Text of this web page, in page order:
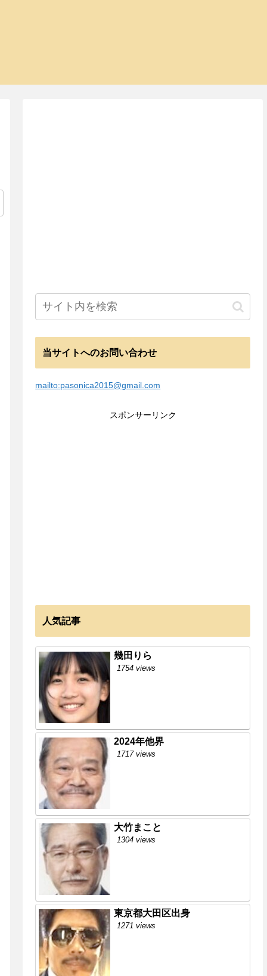
当サイトへのお問い合わせ
mailto:pasonica2015@gmail.com
スポンサーリンク
人気記事
幾田りら
1754 views
2024年他界
1717 views
大竹まこと
1304 views
東京都大田区出身
1271 views